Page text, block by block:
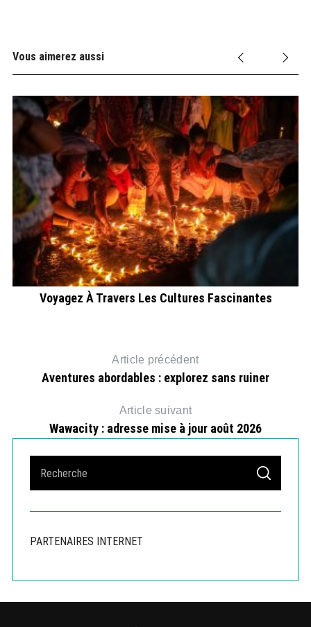
Vous aimerez aussi
Voyagez À Travers Les Cultures Fascinantes
Article précédent
Aventures abordables : explorez sans ruiner
Article suivant
Wawacity : adresse mise à jour août 2026
a
r
h
:
S
A
C
PARTENAIRES INTERNET